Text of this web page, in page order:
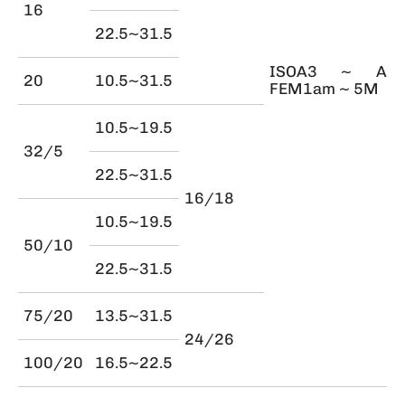
ISOA3 ~ A8
FEM1am ~ 5M
16
22.5~31.5
20 10.5~31.5
32/5
10.5~19.5
16/18
22.5~31.5
50/10
10.5~19.5
22.5~31.5
75/20
13.5~31.5
24/26
100/20
16.5~22.5